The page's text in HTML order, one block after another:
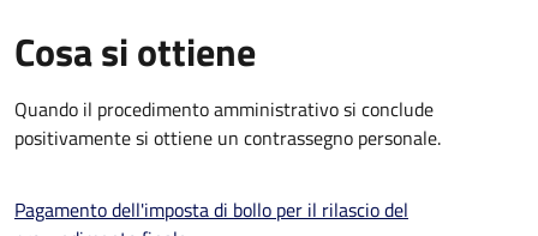
Cosa si ottiene
Quando il procedimento amministrativo si conclude
positivamente si ottiene un contrassegno personale.
Pagamento dell'imposta di bollo per il rilascio del